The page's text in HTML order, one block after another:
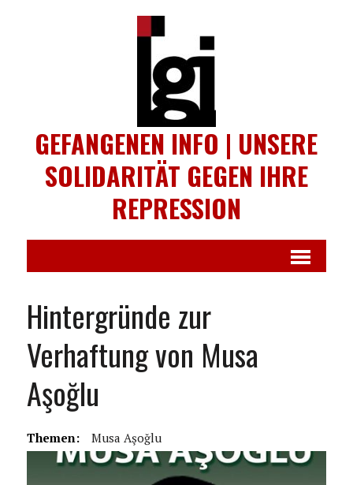
GEFANGENEN INFO | UNSERE
SOLIDARITÄT GEGEN IHRE
REPRESSION
Hintergründe zur
Verhaftung von Musa
Aşoğlu
Themen: Musa Aşoğlu